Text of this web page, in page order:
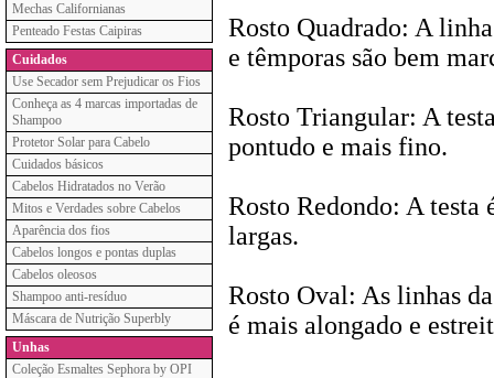
Mechas Californianas
Penteado Festas Caipiras
Cuidados
Use Secador sem Prejudicar os Fios
Conheça as 4 marcas importadas de
Shampoo
Protetor Solar para Cabelo
Cuidados básicos
Cabelos Hidratados no Verão
Mitos e Verdades sobre Cabelos
Aparência dos fios
Cabelos longos e pontas duplas
Cabelos oleosos
Shampoo anti-resíduo
Máscara de Nutrição Superbly
Unhas
Coleção Esmaltes Sephora by OPI
Rosto Quadrado: A
e têmporas são bem
Rosto Triangular: A
pontudo e mais fino.
Rosto Redondo: A testa
largas.
Rosto Oval: As linhas
é mais alongado e